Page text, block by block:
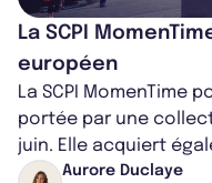
La SCPI
européen
La SCPI MomenTime
portée par une
juin. Elle acquiert
Worcester, place une
Aurore Duclaye